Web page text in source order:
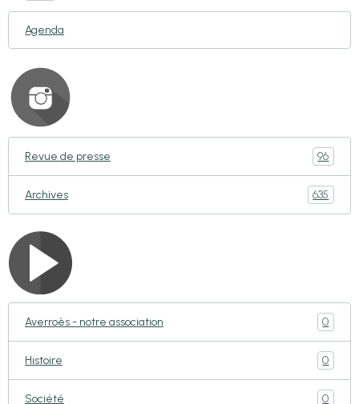
Agenda
Revue de presse 96
Archives 635
Averroès - notre association 0
Histoire 0
Société 0